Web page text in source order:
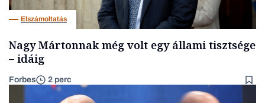
Elszámoltatás
Nagy Mártonnak még volt egy állami tisztsége
– idáig
Forbes 2 perc